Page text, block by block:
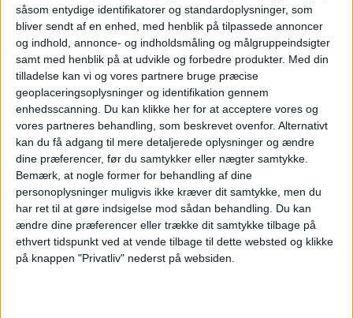
såsom entydige identifikatorer og standardoplysninger, som
bliver sendt af en enhed, med henblik på tilpassede annoncer
og indhold, annonce- og indholdsmåling og målgruppeindsigter
samt med henblik på at udvikle og forbedre produkter. Med din
tilladelse kan vi og vores partnere bruge præcise
geoplaceringsoplysninger og identifikation gennem
enhedsscanning. Du kan klikke her for at acceptere vores og
vores partneres behandling, som beskrevet ovenfor. Alternativt
kan du få adgang til mere detaljerede oplysninger og ændre
dine præferencer, før du samtykker eller nægter samtykke.
Bemærk, at nogle former for behandling af dine
personoplysninger muligvis ikke kræver dit samtykke, men du
har ret til at gøre indsigelse mod sådan behandling.
Du kan
ændre dine præferencer eller trække dit samtykke tilbage på
ethvert tidspunkt ved at vende tilbage til dette websted og klikke
på knappen "Privatliv" nederst på websiden.
Apollo køber
Easyjet efter
budkamp
Apollo Global Management overtager Easyjet for
5,7 milliarder pund efter måneder med budkamp
om det britiske lavprisselskab.